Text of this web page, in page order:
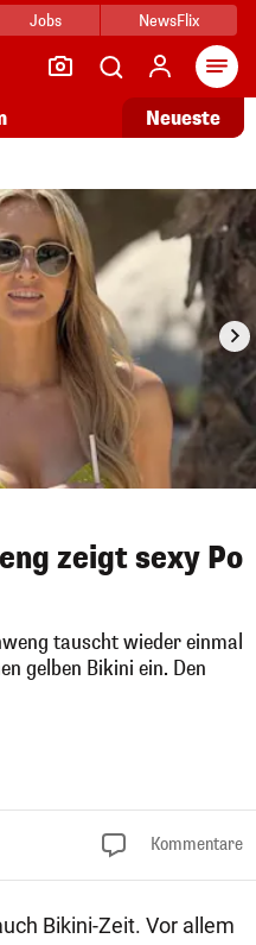
Jobs NewsFlix
Neueste
zeigt sexy Po
tauscht wieder einmal
gelben Bikini ein. Den
Kommentare
Bikini-Zeit. Vor allem